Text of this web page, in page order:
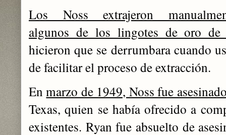
Los Noss extrajeron
algunos de los lingotes de oro de
hicieron que se derrumbara cuando
de facilitar el proceso de extracción.
Enmarzo de 1949, Noss fue
Texas, quien se había ofrecido a
existentes. Ryan fue absuelto de